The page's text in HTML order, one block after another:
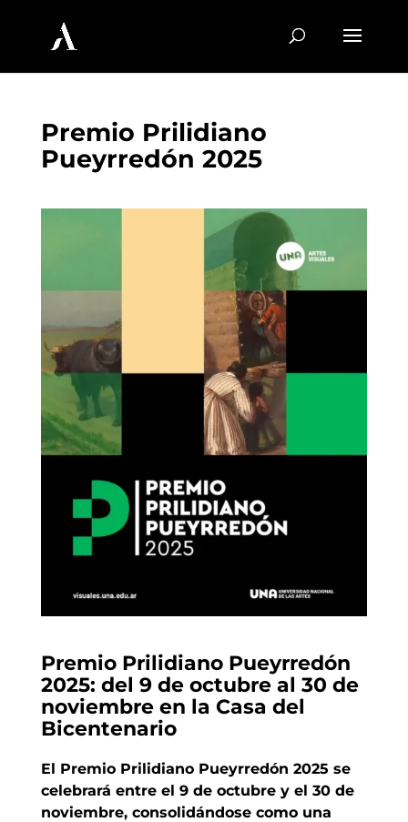
Premio Prilidiano
Pueyrredón 2025
Premio Prilidiano Pueyrredón
2025: del 9 de octubre al 30 de
noviembre en la Casa del
Bicentenario
El Premio Prilidiano Pueyrredón 2025 se
celebrará entre el 9 de octubre y el 30 de
noviembre, consolidándose como una